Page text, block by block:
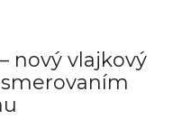
nový vlajkový